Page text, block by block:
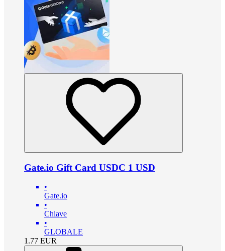
Gate.io Gift Card USDC 1 USD
•
Gate.io
•
Chiave
•
GLOBALE
1.77 EUR